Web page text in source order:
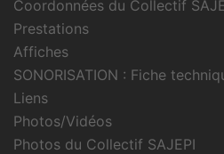
Coordonnées du Collectif
Prestations
Affiches
SONORISATION : Fiche
Liens
Photos/Vidéos
Photos du Collectif SAJEPI